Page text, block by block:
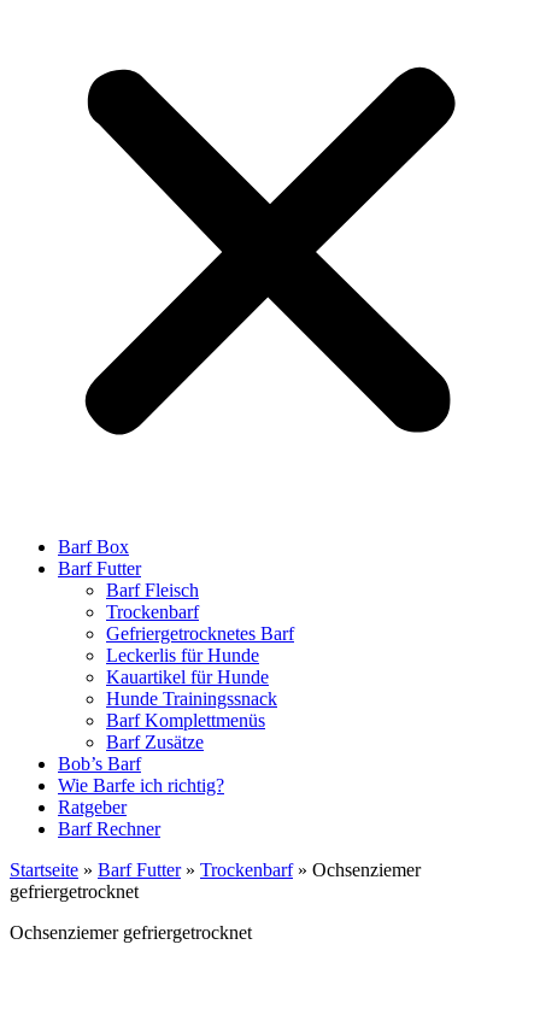
Barf Box
Barf Futter
Barf Fleisch
Trockenbarf
Gefriergetrocknetes Barf
Leckerlis für Hunde
Kauartikel für Hunde
Hunde Trainingssnack
Barf Komplettmenüs
Barf Zusätze
Bob’s Barf
Wie Barfe ich richtig?
Ratgeber
Barf Rechner
Startseite » Barf Futter» Trockenbarf» Ochsenziemer
gefriergetrocknet
Ochsenziemer gefriergetrocknet